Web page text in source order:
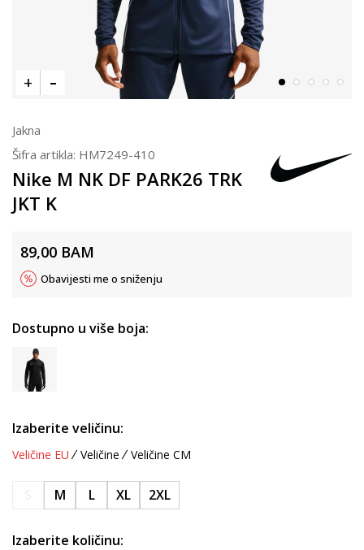
Jakna
Šifra artikla: HM7249-410
Nike M NK DF PARK26 TRK
JKT K
89,00 BAM
Obavijesti me o sniženju
Dostupno u više boja:
Izaberite veličinu:
Veličine EU Veličine Veličine CM
M L XL 2XL
Izaberite količinu: